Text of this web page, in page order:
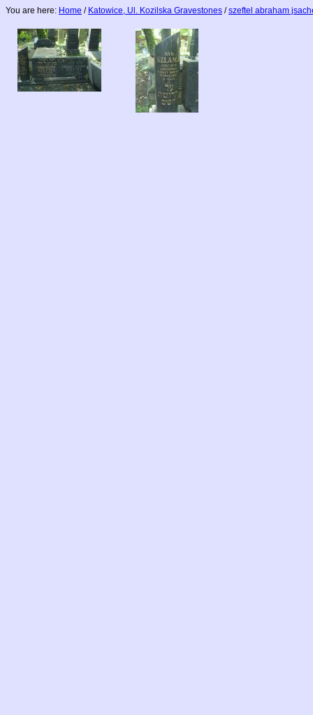
You are here: Home / Katowice, Ul. Kozilska Gravestones /szeftel abraham